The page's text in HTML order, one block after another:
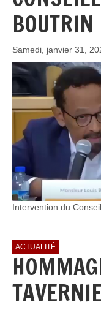
BOUTRIN
Samedi, janvier 31,
Intervention du
ACTUALITÉ